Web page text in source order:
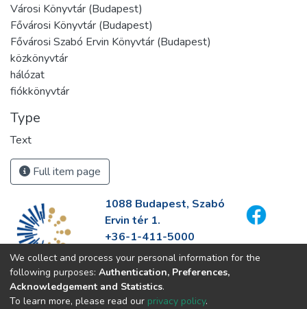
Városi Könyvtár (Budapest)
Fővárosi Könyvtár (Budapest)
Fővárosi Szabó Ervin Könyvtár (Budapest)
közkönyvtár
hálózat
fiókkönyvtár
Type
Text
Full item page
1088 Budapest, Szabó
Ervin tér 1.
+36-1-411-5000
info@fszek.hu
https://fszek.hu
We collect and process your personal information for the
following purposes: Authentication, Preferences,
Acknowledgement and Statistics.
To learn more, please read our privacy policy.